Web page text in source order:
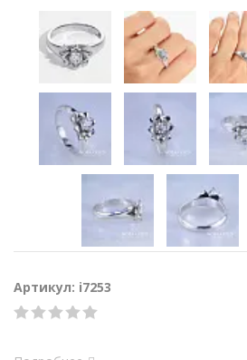
Артикул: i7253